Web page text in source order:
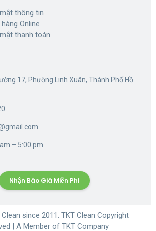
thông tin
Online
thanh toán
17, Phường Linh Xuân, Thành Phố Hồ
– 5:00 pm
Nhận Báo Giá Miễn Phí
since 2011. TKT Clean Copyright
| A Member of TKT Company